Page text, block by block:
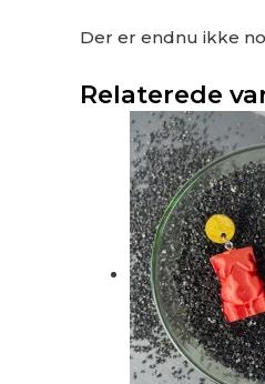
Der er endnu ikke
Relaterede